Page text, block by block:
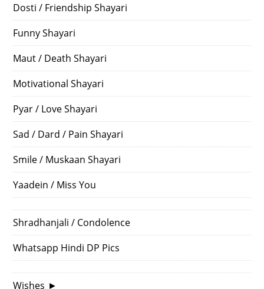
Dosti / Friendship Shayari
Funny Shayari
Maut / Death Shayari
Motivational Shayari
Pyar / Love Shayari
Sad / Dard / Pain Shayari
Smile / Muskaan Shayari
Yaadein / Miss You
Shradhanjali / Condolence
Whatsapp Hindi DP Pics
Wishes ►